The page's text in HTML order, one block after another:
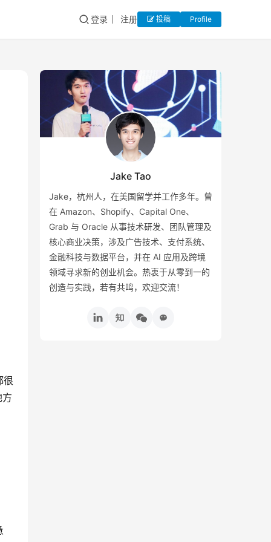
登录 注册 投稿 Profile
很
Jake Tao
Jake，杭州人，在美国留学并工作多年。曾
在 Amazon、Shopify、Capital One、
Grab 与 Oracle 从事技术研发、团队管理及
核心商业决策，涉及广告技术、支付系统、
金融科技与数据平台，并在 AI 应用及跨境
领域寻求新的创业机会。热衷于从零到一的
创造与实践，若有共鸣，欢迎交流！